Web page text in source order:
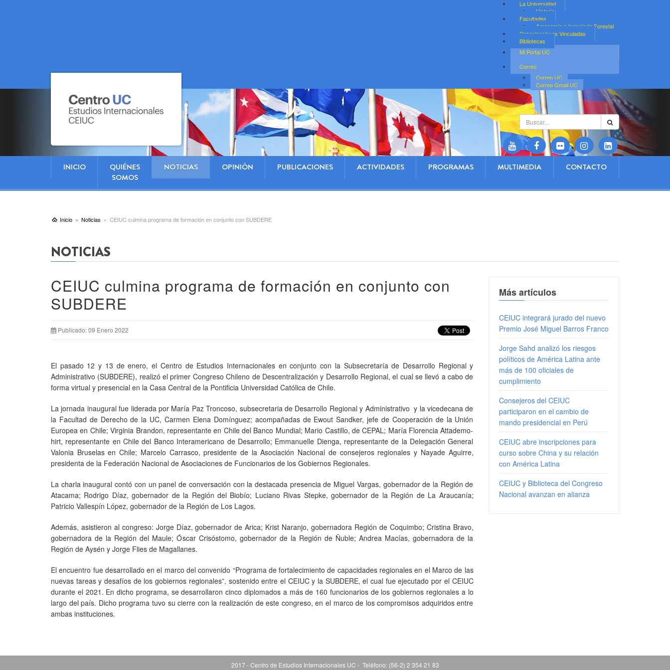
La Universidad
Historia
Facultades
Agronomía e Ingeniería Forestal
Organizaciones Vinculadas
Bibliotecas
Mi Portal UC
Correo
Correo UC
Correo Gmail UC
Buscar...
INICIO
QUIÉNES
SOMOS
NOTICIAS OPINIÓN PUBLICACIONES ACTIVIDADES PROGRAMAS MULTIMEDIA CONTACTO
Inicio Noticias CEIUC culmina programa de formación en conjunto con SUBDERE
NOTICIAS
CEIUC culmina programa de formación en conjunto con
SUBDERE
Publicado: 09 Enero 2022
El pasado 12 y 13 de enero, el Centro de Estudios Internacionales en conjunto con la Subsecretaría de Desarrollo Regional y
Administrativo (SUBDERE), realizó el primer Congreso Chileno de Descentralización y Desarrollo Regional, el cual se llevó a cabo de
forma virtual y presencial en la Casa Central de la Pontificia Universidad Católica de Chile.
La jornada inaugural fue liderada por María Paz Troncoso, subsecretaria de Desarrollo Regional y Administrativo y la vicedecana de
la Facultad de Derecho de la UC, Carmen Elena Domínguez; acompañadas de Ewout Sandker, jefe de Cooperación de la Unión
Europea en Chile; Virginia Brandon, representante en Chile del Banco Mundial; Mario Castillo, de CEPAL; María Florencia Attademo-
hirt, representante en Chile del Banco Interamericano de Desarrollo; Emmanuelle Dienga, representante de la Delegación General
Valonia Bruselas en Chile; Marcelo Carrasco, presidente de la Asociación Nacional de consejeros regionales y Nayade Aguirre,
presidenta de la Federación Nacional de Asociaciones de Funcionarios de los Gobiernos Regionales.
La charla inaugural contó con un panel de conversación con la destacada presencia de Miguel Vargas, gobernador de la Región de
Atacama; Rodrigo Díaz, gobernador de la Región del Biobío; Luciano Rivas Stepke, gobernador de la Región de La Araucanía;
Patricio Vallespín López, gobernador de la Región de Los Lagos.
Además, asistieron al congreso: Jorge Díaz, gobernador de Arica; Krist Naranjo, gobernadora Región de Coquimbo; Cristina Bravo,
gobernadora de la Región del Maule; Óscar Crisóstomo, gobernador de la Región de Ñuble; Andrea Macías, gobernadora de la
Región de Aysén y Jorge Flies de Magallanes.
El encuentro fue desarrollado en el marco del convenido “Programa de fortalecimiento de capacidades regionales en el Marco de las
nuevas tareas y desafíos de los gobiernos regionales”, sostenido entre el CEIUC y la SUBDERE, el cual fue ejecutado por el CEIUC
durante el 2021. En dicho programa, se desarrollaron cinco diplomados a más de 160 funcionarios de los gobiernos regionales a lo
largo del país. Dicho programa tuvo su cierre con la realización de este congreso, en el marco de los compromisos adquiridos entre
ambas instituciones.
Más artículos
CEIUC integrará jurado del nuevo
Premio José Miguel Barros Franco
Jorge Sahd analizó los riesgos
políticos de América Latina ante
más de 100 oficiales de
cumplimiento
Consejeros del CEIUC
participaron en el cambio de
mando presidencial en Perú
CEIUC abre inscripciones para
curso sobre China y su relación
con América Latina
CEIUC y Biblioteca del Congreso
Nacional avanzan en alianza
2017 - Centro de Estudios Internacionales UC - Teléfono: (56-2) 2 354 21 83